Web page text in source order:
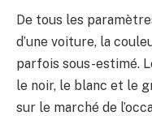
De tous les
d’une voiture, la
parfois sous-estimé.
le noir, le blanc et le
sur le marché de